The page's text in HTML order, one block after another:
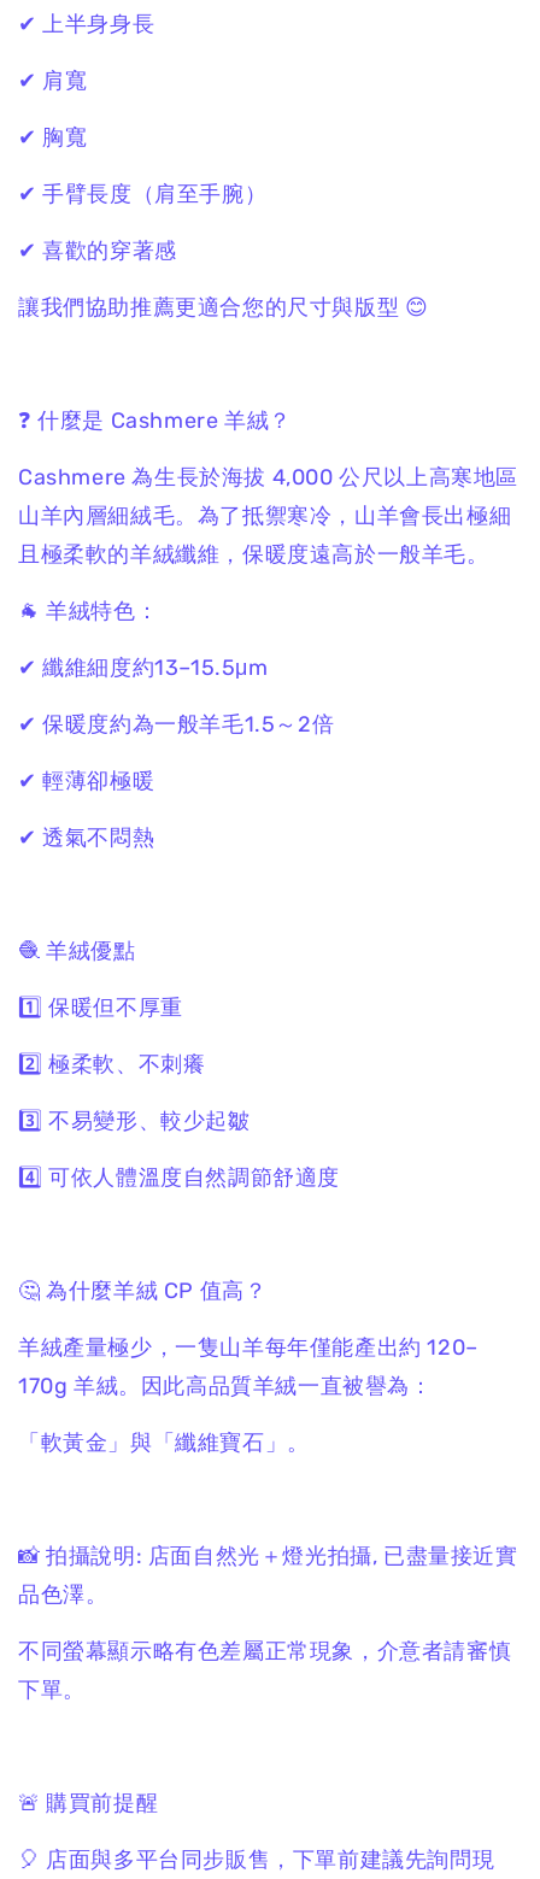
✔ 上半身身長
✔ 肩寬
✔ 胸寬
✔ 手臂長度（肩至手腕）
✔ 喜歡的穿著感
讓我們協助推薦更適合您的尺寸與版型 😊
❓ 什麼是 Cashmere 羊絨？
Cashmere 為生長於海拔 4,000 公尺以上高寒地區
山羊內層細絨毛。為了抵禦寒冷，山羊會長出極細
且極柔軟的羊絨纖維，保暖度遠高於一般羊毛。
🐐 羊絨特色：
✔ 纖維細度約13–15.5μm
✔ 保暖度約為一般羊毛1.5～2倍
✔ 輕薄卻極暖
✔ 透氣不悶熱
🧶 羊絨優點
1️⃣ 保暖但不厚重
2️⃣ 極柔軟、不刺癢
3️⃣ 不易變形、較少起皺
4️⃣ 可依人體溫度自然調節舒適度
🤔 為什麼羊絨 CP 值高？
羊絨產量極少，一隻山羊每年僅能產出約 120–
170g 羊絨。因此高品質羊絨一直被譽為：
「軟黃金」與「纖維寶石」。
📸 拍攝說明: 店面自然光＋燈光拍攝, 已盡量接近實
品色澤。
不同螢幕顯示略有色差屬正常現象，介意者請審慎
下單。
🚨 購買前提醒
🎈 店面與多平台同步販售，下單前建議先詢問現